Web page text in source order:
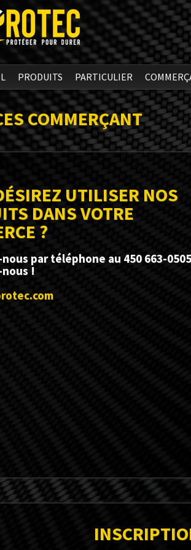
PRODUITS PARTICULIER
COMMERÇANT
UTILISER NOS
DANS VOTRE
?
par téléphone au 450 663-0505
!